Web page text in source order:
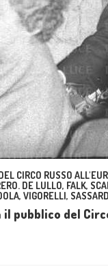
CIRCO RUSSO
DE LULLO, FALK,
VIGORELLI,
pubblico del